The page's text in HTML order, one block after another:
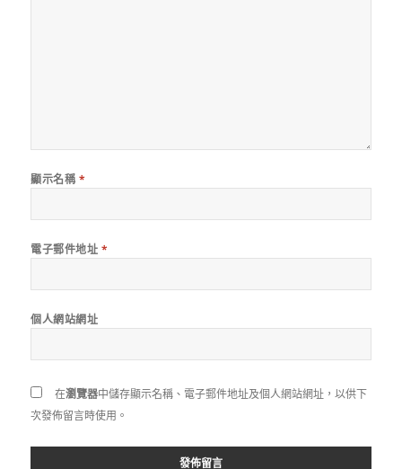
顯示名稱 *
電子郵件地址 *
個人網站網址
在瀏覽器中儲存顯示名稱、電子郵件地址及個人網站網址，以供下
次發佈留言時使用。